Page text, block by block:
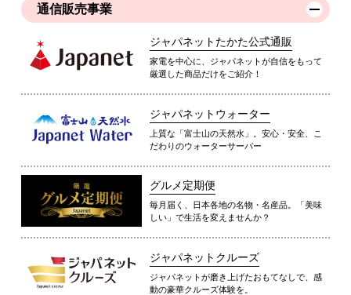
通信販売事業
ジャパネットたかた公式通販
家電を中心に、ジャパネットが自信をもって
厳選した商品だけをご紹介！
ジャパネットウォーター
上質な「富士山の天然水」。安心・安全、こ
だわりのウォーターサーバー
グルメ定期便
毎月届く、日本各地の名物・名産品。「美味
しい」で生活を変えませんか？
ジャパネットクルーズ
ジャパネットが磨き上げたおもてなしで、感
動の豪華クルーズ体験を。